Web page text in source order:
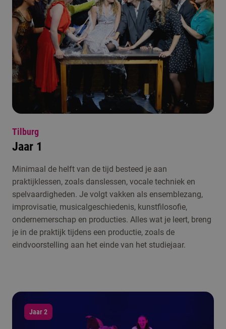
Tilburg
Jaar 1
Minimaal de helft van de tijd besteed je aan
praktijklessen, zoals danslessen, vocale techniek en
spelvaardigheden. Je volgt vakken als ensemblezang,
improvisatie, musicalgeschiedenis, kunstfilosofie,
ondernemerschap en producties. Alles wat je leert, breng
je in de praktijk tijdens een productie, zoals de
eindvoorstelling aan het einde van het studiejaar.
Jaar 2